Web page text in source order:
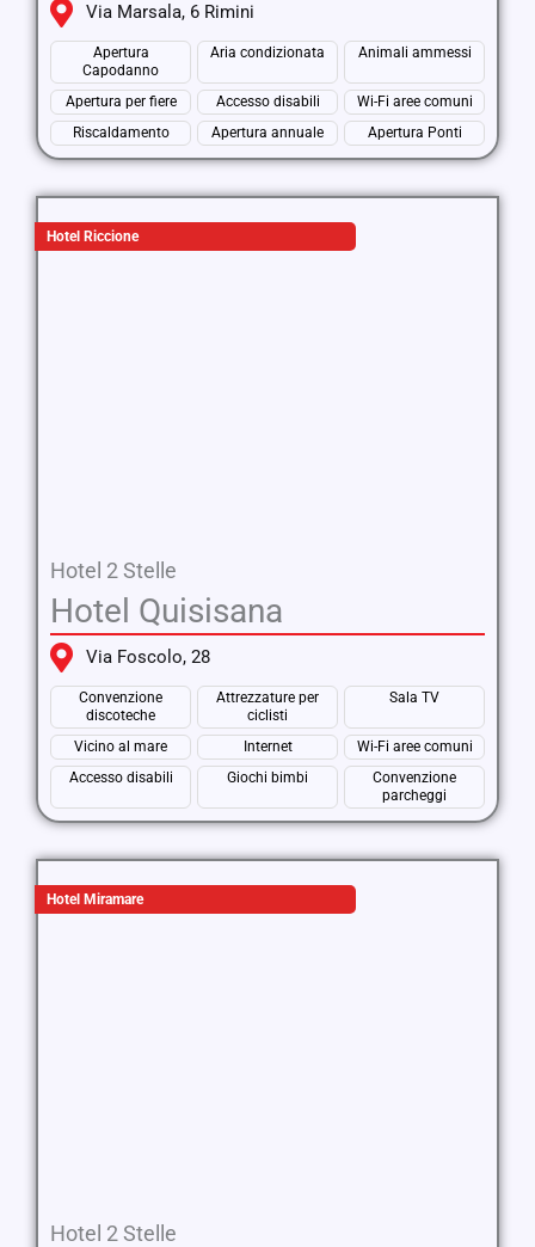
Via Marsala, 6 Rimini
Apertura
Capodanno
Aria condizionata Animali ammessi
Apertura per fiere Accesso disabili
Wi-Fi aree comuni
Riscaldamento
Apertura annuale Apertura Ponti
Hotel Riccione
Hotel 2 Stelle
Hotel Quisisana
Via Foscolo, 28
Convenzione
discoteche
Attrezzature per
ciclisti
Sala TV
Vicino al mare Internet
Wi-Fi aree comuni
Accesso disabili
Giochi bimbi
Convenzione
parcheggi
Hotel Miramare
Hotel 2 Stelle